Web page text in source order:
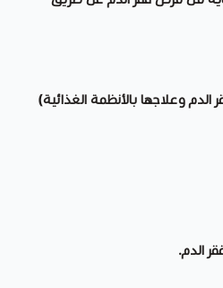
الدم وعلاجها بالأنظمة الغذائية)
الدم.